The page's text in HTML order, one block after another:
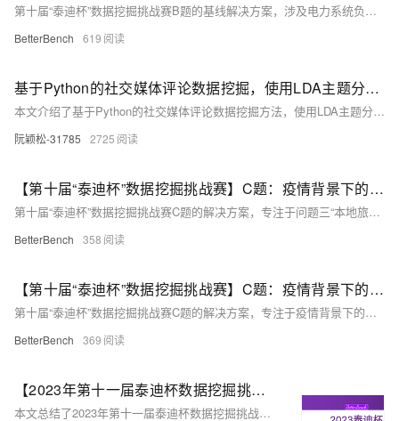
第十届“泰迪杯”数据挖掘挑战赛B题的基线解决方案，涉及电力系统负荷预测分析，包括数据读取、特征处理、模型训练和评估，以及使用了LightGBM进行回归预测。
BetterBench 619
基于Python的社交媒体评论数据挖掘，使用LDA主题分析、文本聚类算法、情感分析实现
本文介绍了基于Python的社交媒体评论数据挖掘方法，使用LDA主题分析、文本聚类算法和情感分析技术，对数据进行深入分析和可视化，以揭示文本数据中的潜在主题、模式和情感倾向。
阮颖松-31785 2725
【第十届“泰迪杯”数据挖掘挑战赛】C题：疫情背景下的周边游需求图谱分析 问题三方案及Python实现
第十届“泰迪杯”数据挖掘挑战赛C题的解决方案，专注于问题三“本地旅游图谱构建与分析”，介绍了基于OTA和UGC数据的旅游产品关联分析方法，使用支持度、置信度、提升度来计算关联度得分，并进行了结果可视化，同时指出了方案的改进方向。
BetterBench 358
【第十届“泰迪杯”数据挖掘挑战赛】C题：疫情背景下的周边游需求图谱分析 问题二方案及Python实现
第十届“泰迪杯”数据挖掘挑战赛C题的解决方案，专注于疫情背景下的周边游需求图谱分析，具体针对问题二“周边游产品热度分析”，介绍了从OTA和UGC数据中提取旅游产品、计算产品热度得分、判断产品类型的方法，并给出了Python实现步骤和代码。
BetterBench 369
【2023年第十一届泰迪杯数据挖掘挑战赛】A题：新冠疫情防控数据的分析 32页和40页论文及实现代码
本文总结了2023年第十一届泰迪杯数据挖掘挑战赛A题的新冠疫情防控数据分析，提供了32页和40页的论文以及实现代码，涉及密接者追踪、疫苗接种影响分析、重点场所管控以及疫情趋势研判等多个方面，运用了机器学习算法和SEIR传染病模型等方法。